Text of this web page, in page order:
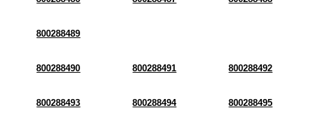
800288489
800288490 800288491 800288492
800288493 800288494 800288495